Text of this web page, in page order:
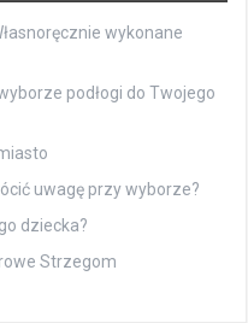
wykonane
podłogi do Twojego
uwagę przy wyborze?
dziecka?
Strzegom